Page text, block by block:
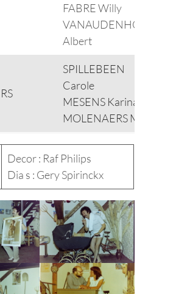
FABRE Willy
VANAUDENHOVE
Albert
SPILLEBEEN
Carole
MESENS Karina
MOLENAERS Mijé
Decor : Raf Philips
Dia s : Gery Spirinckx